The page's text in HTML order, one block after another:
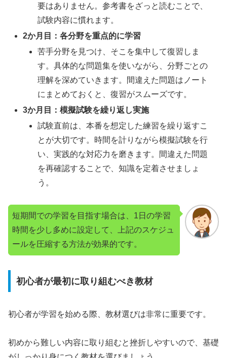
要はありません。参考書をざっと読むことで、
試験内容に慣れます。
2か月目：各分野を重点的に学習
苦手分野を見つけ、そこを集中して復習しま
す。具体的な問題集を使いながら、分野ごとの
理解を深めていきます。間違えた問題はノート
にまとめておくと、復習がスムーズです。
3か月目：模擬試験を繰り返し実施
試験直前は、本番を想定した練習を繰り返すこ
とが大切です。時間を計りながら模擬試験を行
い、実践的な対応力を磨きます。間違えた問題
を再確認することで、知識を定着させましょ
う。
短期間での学習を目指す場合は、1日の学習
時間を少し多めに設定して、上記のスケジュ
ールを圧縮する方法が効果的です。
初心者が最初に取り組むべき教材
初心者が学習を始める際、教材選びは非常に重要です。
初めから難しい内容に取り組むと挫折しやすいので、基礎